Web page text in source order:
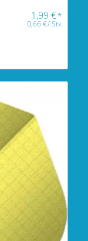
1,99€*
0,66€/Stk